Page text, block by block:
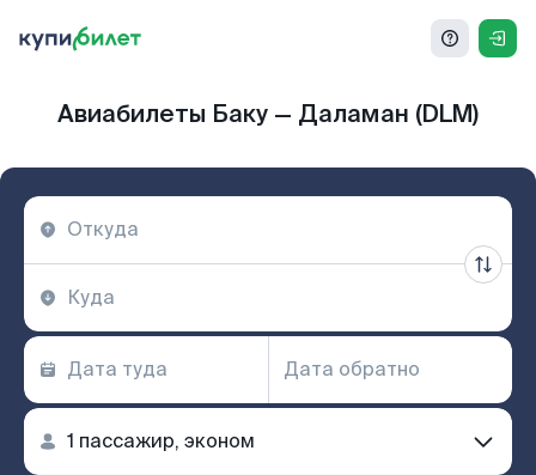
Авиабилеты Баку — Даламан (DLM)